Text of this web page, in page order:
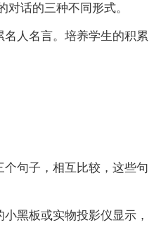
对话的三种不同形式。
人名言。培养学生的积累
个句子，相互比较，这些句
黑板或实物投影仪显示，